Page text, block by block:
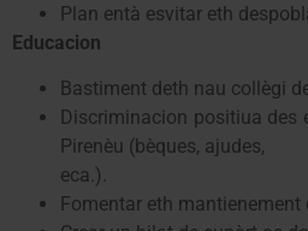
Plan entà esvitar eth
Educacion
Bastiment deth nau collègi
Discriminacion positiua des
Pirenèu (bèques, ajudes,
eca.).
Fomentar eth mantienement